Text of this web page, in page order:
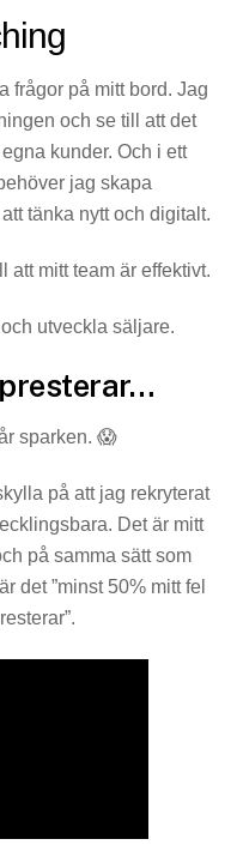
frågor på mitt bord. Jag
och se till att det
kunder. Och i ett
jag skapa
tänka nytt och digitalt.
att mitt team är effektivt.
utveckla säljare.
sparken. 😱
på att jag rekryterat
Det är mitt
på samma sätt som
det ”minst 50% mitt fel